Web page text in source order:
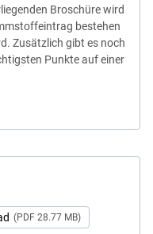
Broschüre wird
bestehen
Zusätzlich gibt es noch
Punkte auf einer
(PDF 28.77 MB)